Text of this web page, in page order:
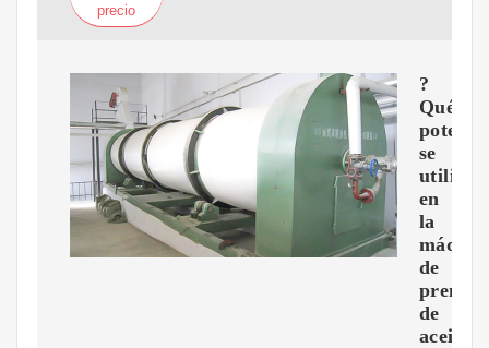
precio
?
Qué
se
utiliza
en
la
de
de
aceite